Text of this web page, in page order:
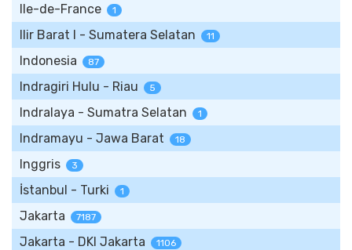
Ile-de-France 1
Ilir Barat I - Sumatera Selatan 11
Indonesia 87
Indragiri Hulu - Riau 5
Indralaya - Sumatra Selatan 1
Indramayu - Jawa Barat 18
Inggris 3
İstanbul - Turki 1
Jakarta 7187
Jakarta - DKI Jakarta 1106